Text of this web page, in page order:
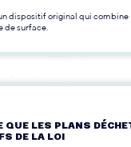
dispositif original qui combine
de surface.
QUE LES PLANS
DE LA LOI